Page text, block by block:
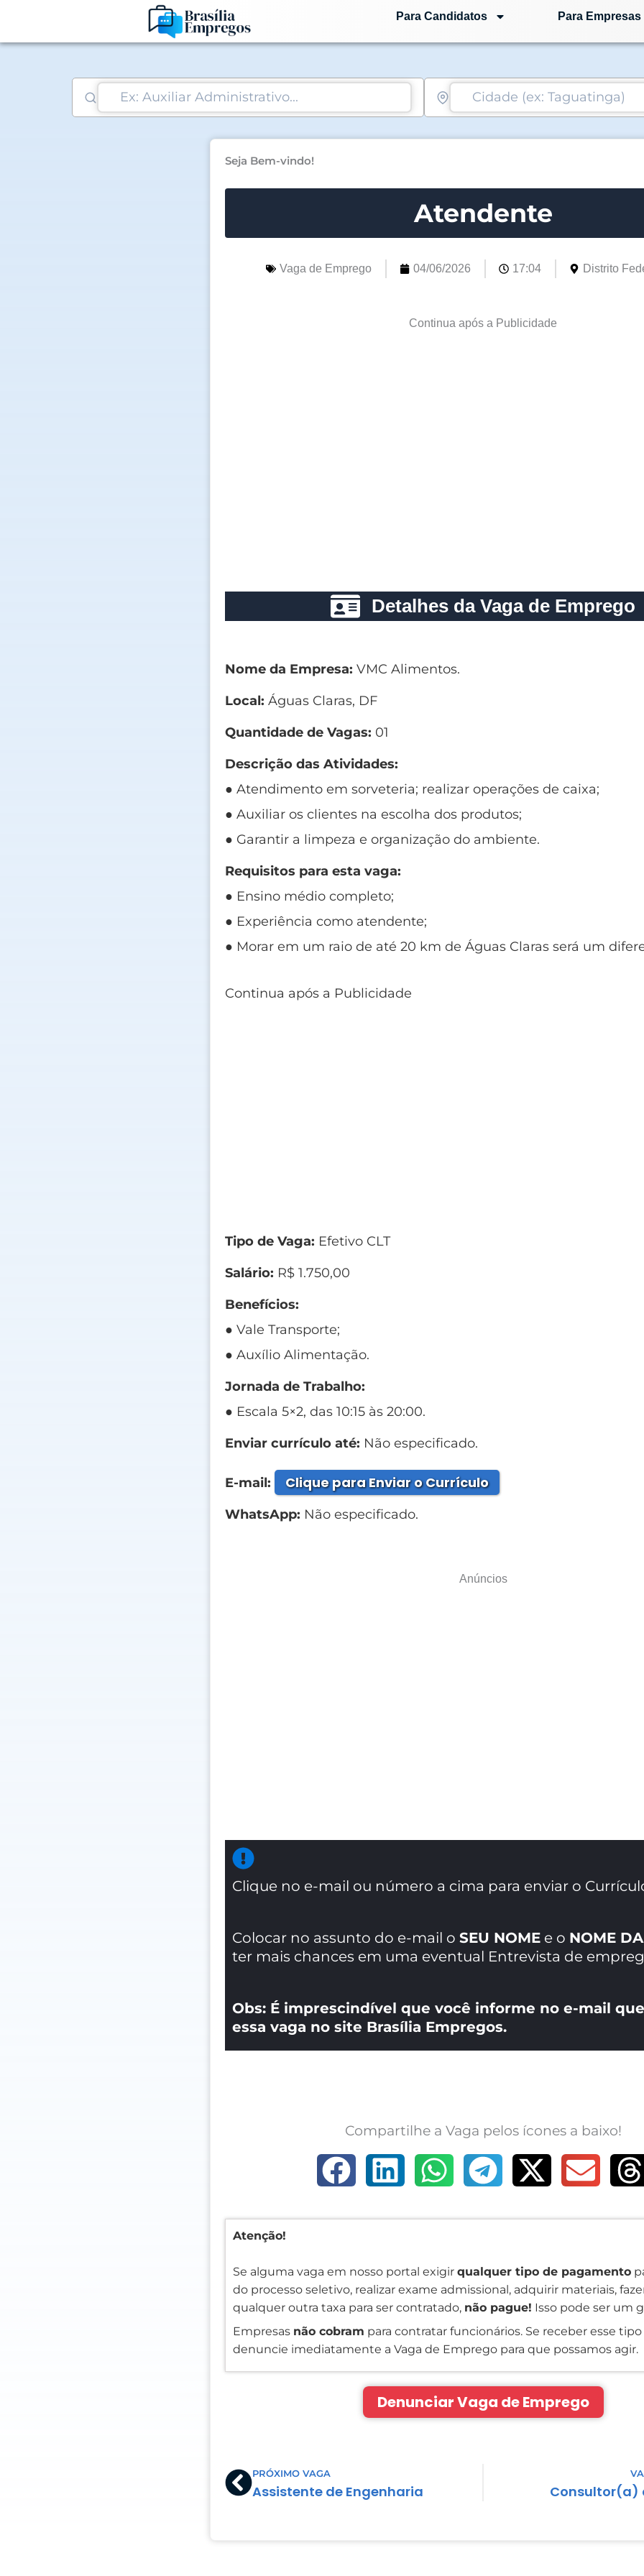
o
Para Candidatos Para Empresas
Seja Bem-vindo!
Atendente
Vaga de Emprego 04/06/2026 17:04 Distrito
Continua após a Publicidade
Detalhes da Vaga de Emprego
Nome da Empresa: VMC Alimentos.
Local: Águas Claras, DF
Quantidade de Vagas: 01
Descrição das Atividades:
● Atendimento em sorveteria; realizar operações de caixa;
● Auxiliar os clientes na escolha dos produtos;
● Garantir a limpeza e organização do ambiente.
Requisitos para esta vaga:
● Ensino médio completo;
● Experiência como atendente;
● Morar em um raio de até 20 km de Águas Claras será um
Continua após a Publicidade
Tipo de Vaga: Efetivo CLT
Salário: R$ 1.750,00
Benefícios:
● Vale Transporte;
● Auxílio Alimentação.
Jornada de Trabalho:
● Escala 5×2, das 10:15 às 20:00.
Enviar currículo até: Não especificado.
E-mail: Clique para Enviar o Currículo
WhatsApp: Não especificado.
Anúncios
Clique no e-mail ou número a cima para enviar o
Colocar no assunto do e-mail oSEU NOME e o NOME
ter mais chances em uma eventual Entrevista de
Obs: É imprescindível que você informe no e-mail
essa vaga no site Brasília Empregos.
Compartilhe a Vaga pelos ícones a baixo!
Atenção!
Se alguma vaga em nosso portal exigirqualquer tipo de pagamento
do processo seletivo, realizar exame admissional, adquirir materiais,
qualquer outra taxa para ser contratado, não pague! Isso pode ser um
Empresas não cobram para contratar funcionários. Se receber esse
denuncie imediatamente a Vaga de Emprego para que possamos agir.
Denunciar Vaga de Emprego
PrevPRÓXIMO VAGA
Assistente de Engenharia Consultor(a)